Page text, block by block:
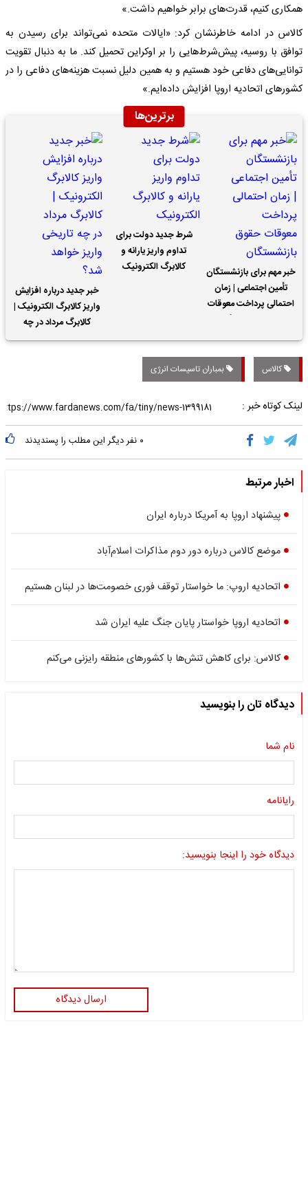
همکاری کنیم، قدرت‌های برابر خواهیم داشت.»
کالاس در ادامه خاطرنشان کرد: «ایالات متحده نمی‌تواند برای رسیدن به
توافق با روسیه، پیش‌شرط‌هایی را بر اوکراین تحمیل کند. ما به دنبال تقویت
توانایی‌های دفاعی خود هستیم و به همین دلیل نسبت هزینه‌های دفاعی را در
کشورهای اتحادیه اروپا افزایش داده‌ایم.»
برترین‌ها
خبر مهم برای بازنشستگان
تأمین اجتماعی | زمان
احتمالی پرداخت معوقات
شرط جدید دولت برای
تداوم واریز یارانه و
کالابرگ الکترونیک
خبر جدید درباره افزایش
واریز کالابرگ الکترونیک |
کالابرگ مرداد در چه
تاریخی واریز خواهد شد؟
کالاس بمباران تاسیسات انرژی
لینک کوتاه خبر :
۰ نفر دیگر این مطلب را پسندیدند
اخبار مرتبط
پیشنهاد اروپا به آمریکا درباره ایران
موضع کالاس درباره دور دوم مذاکرات اسلام‌آباد
اتحادیه اروپ: ما خواستار توقف فوری خصومت‌ها در لبنان هستیم
اتحادیه اروپا خواستار پایان جنگ علیه ایران شد
کالاس: برای کاهش تنش‌ها با کشورهای منطقه رایزنی می‌کنم
دیدگاه تان را بنویسید
نام شما
رایانامه
دیدگاه خود را اینجا بنویسید:
ارسال دیدگاه